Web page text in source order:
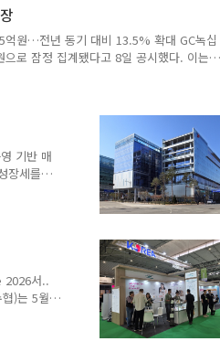
성장-미
조직을
다. 한미
원…전년 동기 대비 13.5% 확대 GC녹십
로 잠정 집계됐다고 8일 공시했다. 이는
로 전년 동기 대비 46.3% 성장했으며, 순
성장이 주도했다. 알리글로는 1분기 349
서 혈장분획제제(Plasma derived th..
기반 매
장세를
년 1분기
분기
교적 안
동성이
2026서..
)는 5월
전시회
다고